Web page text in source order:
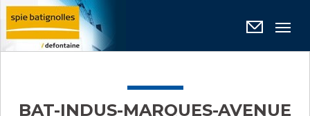
BAT-INDUS-MARQUES-AVENUE
Panneau de gestion des cookies